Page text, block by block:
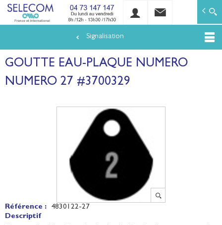
au
contenu
SELECOM
Matériels de réseaux électriques basse tension et
Signalisation
GOUTTE EAU-PLAQUE NUMERO
NUMERO 27 #3700329
Référence :
4830122-27
Descriptif